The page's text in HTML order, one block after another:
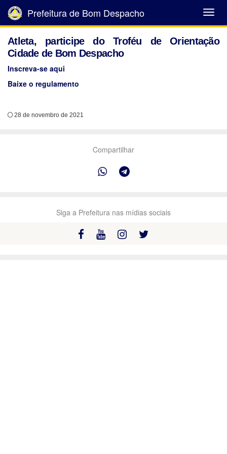
Abrir
Menu
Prefeitura de Bom Despacho
Atleta, participe do Troféu de Orientação
Cidade de Bom Despacho
Inscreva-se aqui
Baixe o regulamento
28 de novembro de 2021
Compartilhar
Siga a Prefeitura nas mídias sociais